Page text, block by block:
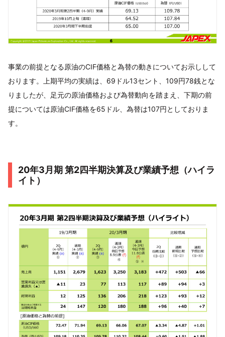
事業の前提となる原油のCIF価格と為替の動きについてお示しして
おります。上期平均の実績は、69ドル13セント、109円78銭とな
りましたが、足元の原油価格および為替動向を踏まえ、下期の前
提については原油CIF価格を65ドル、為替は107円としておりま
す。
20年3月期 第2四半期決算及び業績予想（ハイラ
イト）